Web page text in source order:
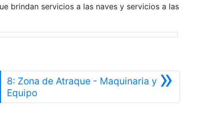
brindan servicios a las naves y servicios a las
»
8: Zona de Atraque - Maquinaria y
EquipoSiguiente